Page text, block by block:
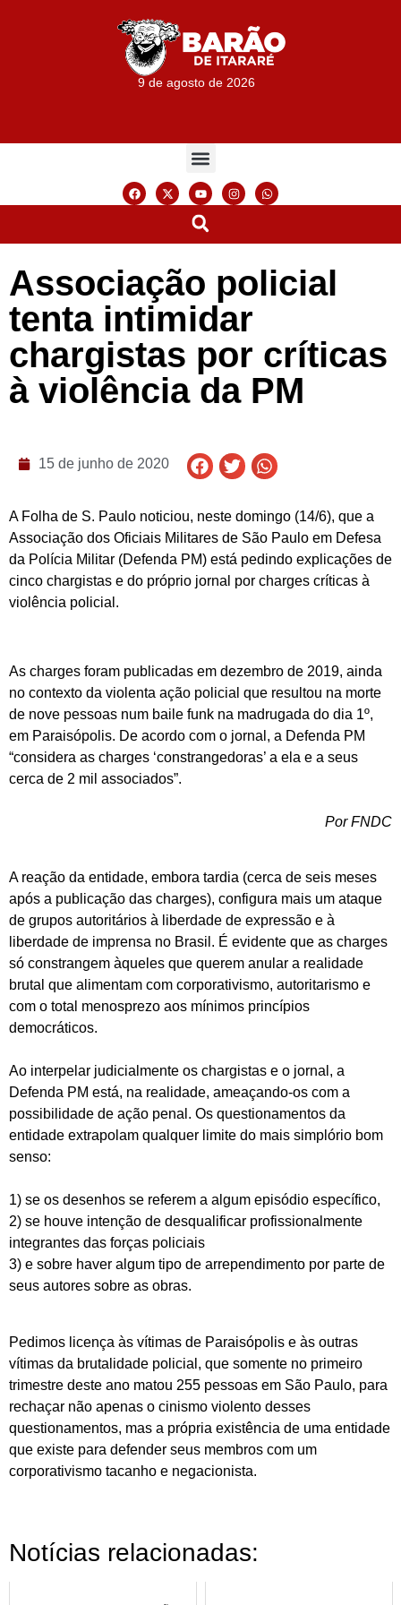
9 de agosto de 2026
Associação policial
tenta intimidar
chargistas por críticas
à violência da PM
15 de junho de 2020
A Folha de S. Paulo noticiou, neste domingo (14/6), que a
Associação dos Oficiais Militares de São Paulo em Defesa
da Polícia Militar (Defenda PM) está pedindo explicações de
cinco chargistas e do próprio jornal por charges críticas à
violência policial.
As charges foram publicadas em dezembro de 2019, ainda
no contexto da violenta ação policial que resultou na morte
de nove pessoas num baile funk na madrugada do dia 1º,
em Paraisópolis. De acordo com o jornal, a Defenda PM
“considera as charges ‘constrangedoras’ a ela e a seus
cerca de 2 mil associados”.
Por FNDC
A reação da entidade, embora tardia (cerca de seis meses
após a publicação das charges), configura mais um ataque
de grupos autoritários à liberdade de expressão e à
liberdade de imprensa no Brasil. É evidente que as charges
só constrangem àqueles que querem anular a realidade
brutal que alimentam com corporativismo, autoritarismo e
com o total menosprezo aos mínimos princípios
democráticos.
Ao interpelar judicialmente os chargistas e o jornal, a
Defenda PM está, na realidade, ameaçando-os com a
possibilidade de ação penal. Os questionamentos da
entidade extrapolam qualquer limite do mais simplório bom
senso:
1) se os desenhos se referem a algum episódio específico,
2) se houve intenção de desqualificar profissionalmente
integrantes das forças policiais
3) e sobre haver algum tipo de arrependimento por parte de
seus autores sobre as obras.
Pedimos licença às vítimas de Paraisópolis e às outras
vítimas da brutalidade policial, que somente no primeiro
trimestre deste ano matou 255 pessoas em São Paulo, para
rechaçar não apenas o cinismo violento desses
questionamentos, mas a própria existência de uma entidade
que existe para defender seus membros com um
corporativismo tacanho e negacionista.
Notícias relacionadas: